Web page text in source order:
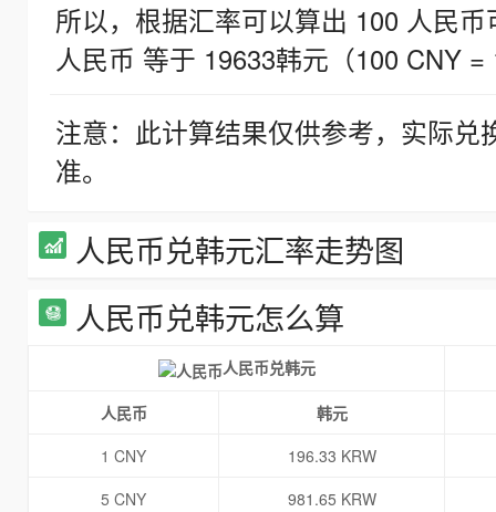
所以，根据汇率可以算出 100 人民
人民币 等于 19633韩元（100 CNY =
注意：此计算结果仅供参考，实际
准。
人民币兑韩元汇率走势图
人民币兑韩元怎么算
人民币兑韩元
人民币
韩元
1 CNY
196.33 KRW
5 CNY
981.65 KRW